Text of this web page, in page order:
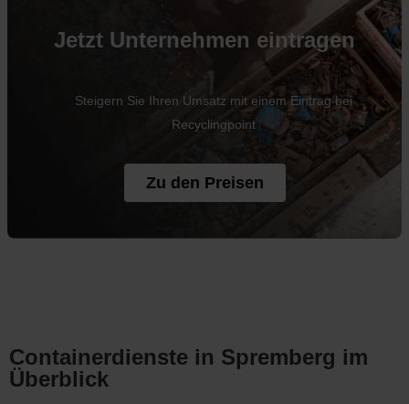
Jetzt Unternehmen eintragen
Steigern Sie Ihren Umsatz mit einem Eintrag bei
Recyclingpoint
Zu den Preisen
Containerdienste in Spremberg im
Überblick